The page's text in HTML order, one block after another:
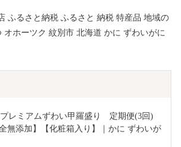
ふるさと納税 ふるさと 納税 特産品 地域の
オホーツク 紋別市 北海道 かに ずわいがに
レミアムずわい甲羅盛り　定期便(3回)
無添加】【化粧箱入り】｜かに ずわいが